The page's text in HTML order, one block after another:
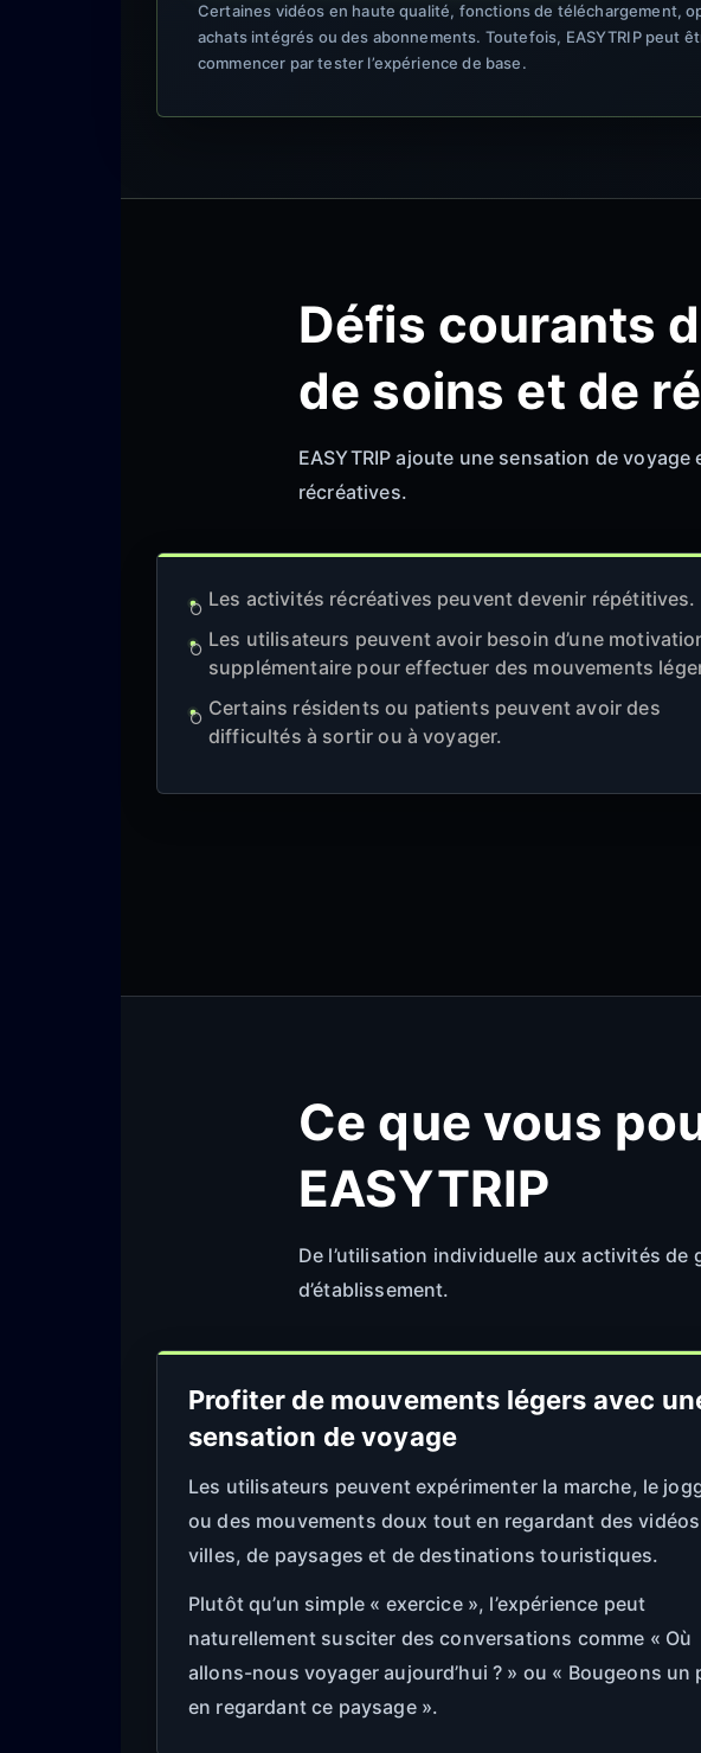
Certaines vidéos en haute qualité, fonctions de téléchargement,
achats intégrés ou des abonnements. Toutefois, EASYTRIP peut
commencer par tester l’expérience de base.
Défis courants
de soins et de
EASYTRIP ajoute une sensation de
récréatives.
Les activités récréatives peuvent devenir répétitives.
Les utilisateurs peuvent avoir besoin d’une
supplémentaire pour effectuer des mouvements
Certains résidents ou patients peuvent avoir des
difficultés à sortir ou à voyager.
Ce que vous
EASYTRIP
De l’utilisation individuelle aux activités de
d’établissement.
Profiter de mouvements légers avec
sensation de voyage
Les utilisateurs peuvent expérimenter la marche, le
ou des mouvements doux tout en regardant des
villes, de paysages et de destinations touristiques.
Plutôt qu’un simple « exercice », l’expérience peut
naturellement susciter des conversations comme « Où
allons-nous voyager aujourd’hui ? » ou « Bougeons un
en regardant ce paysage ».